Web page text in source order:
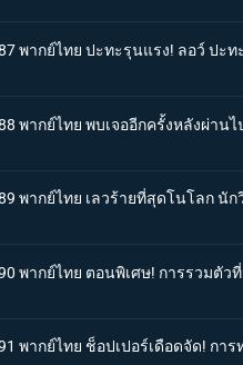
พากย์ไทย ปะทะรุนแรง! ลอว์ ปะท
พากย์ไทย พบเจออีกครั้งหลังผ่าน
พากย์ไทย เลวร้ายที่สุดโนโลก นั
พากย์ไทย ตอนพิเศษ! การรวมตั
พากย์ไทย ช็อปเปอร์เดือดจัด! กา